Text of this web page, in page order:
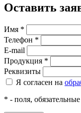
Оставить
Имя *
Телефон *
E-mail
Продукция *
Реквизиты
Я согласен на
* - поля,